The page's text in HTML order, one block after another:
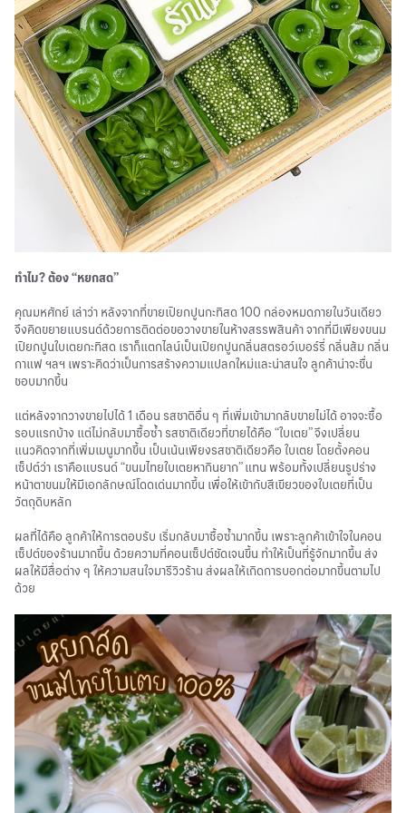
ทำไม? ต้อง “หยกสด”
คุณมหศักย์ เล่าว่า หลังจากที่ขายเปียกปูนกะทิสด 100 กล่องหมดภายในวันเดียว
จึงคิดขยายแบรนด์ด้วยการติดต่อขอวางขายในห้างสรรพสินค้า จากที่มีเพียงขนม
เปียกปูนใบเตยกะทิสด เราก็แตกไลน์เป็นเปียกปูนกลิ่นสตรอว์เบอร์รี่ กลิ่นส้ม กลิ่น
กาแฟ ฯลฯ เพราะคิดว่าเป็นการสร้างความแปลกใหม่และน่าสนใจ ลูกค้าน่าจะชื่น
ชอบมากขึ้น
แต่หลังจากวางขายไปได้ 1 เดือน รสชาติอื่น ๆ ที่เพิ่มเข้ามากลับขายไม่ได้ อาจจะซื้อ
รอบแรกบ้าง แต่ไม่กลับมาซื้อซ้ำ รสชาติเดียวที่ขายได้คือ “ใบเตย” จึงเปลี่ยน
แนวคิดจากที่เพิ่มเมนูมากขึ้น เป็นเน้นเพียงรสชาติเดียวคือ ใบเตย โดยตั้งคอน
เซ็ปต์ว่า เราคือแบรนด์ “ขนมไทยใบเตยหากินยาก” แทน พร้อมทั้งเปลี่ยนรูปร่าง
หน้าตาขนมให้มีเอกลักษณ์โดดเด่นมากขึ้น เพื่อให้เข้ากับสีเขียวของใบเตยที่เป็น
วัตถุดิบหลัก
ผลที่ได้คือ ลูกค้าให้การตอบรับ เริ่มกลับมาซื้อซ้ำมากขึ้น เพราะลูกค้าเข้าใจในคอน
เซ็ปต์ของร้านมากขึ้น ด้วยความที่คอนเซ็ปต์ชัดเจนขึ้น ทำให้เป็นที่รู้จักมากขึ้น ส่ง
ผลให้มีสื่อต่าง ๆ ให้ความสนใจมารีวิวร้าน ส่งผลให้เกิดการบอกต่อมากขึ้นตามไป
ด้วย